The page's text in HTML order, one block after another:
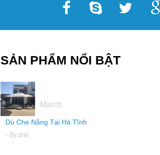
SẢN PHẨM NỔI BẬT
March
Dù Che Nắng Tại Hà Tĩnh
- By anh